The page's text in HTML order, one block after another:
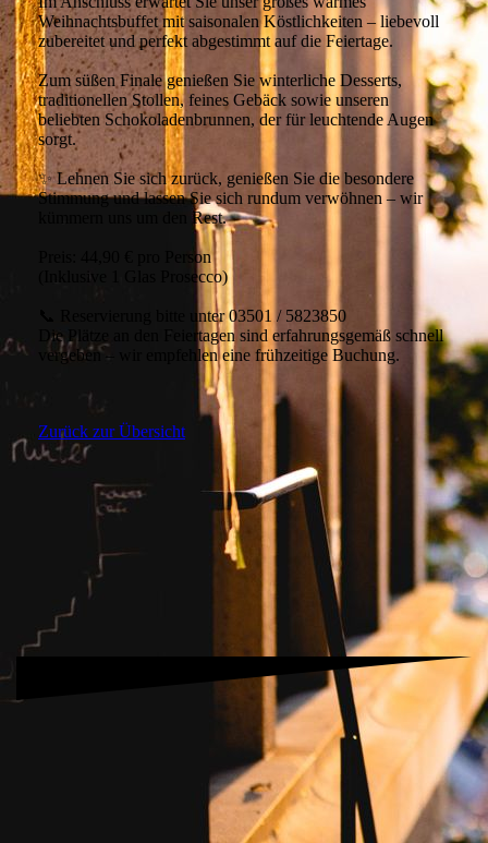
Weihnachtsbuffet mit saisonalen Köstlichkeiten – liebevoll
zubereitet und perfekt abgestimmt auf die Feiertage.
Zum süßen Finale genießen Sie winterliche Desserts,
traditionellen Stollen, feines Gebäck sowie unseren
beliebten Schokoladenbrunnen, der für leuchtende Augen
sorgt.
✨ Lehnen Sie sich zurück, genießen Sie die besondere
Stimmung und lassen Sie sich rundum verwöhnen – wir
kümmern uns um den Rest.
Preis: 44,90 € pro Person
(Inklusive 1 Glas Prosecco)
📞 Reservierung bitte unter 03501 / 5823850
Die Plätze an den Feiertagen sind erfahrungsgemäß schnell
vergeben – wir empfehlen eine frühzeitige Buchung.
Zurück zur Übersicht